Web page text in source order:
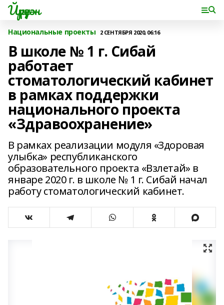
Йүрүҙән
Национальные проекты 2 СЕНТЯБРЯ 2020, 06:16
В школе № 1 г. Сибай
работает
стоматологический кабинет
в рамках поддержки
национального проекта
«Здравоохранение»
В рамках реализации модуля «Здоровая
улыбка» республиканского
образовательного проекта «Взлетай» в
январе 2020 г. в школе № 1 г. Сибай начал
работу стоматологический кабинет.